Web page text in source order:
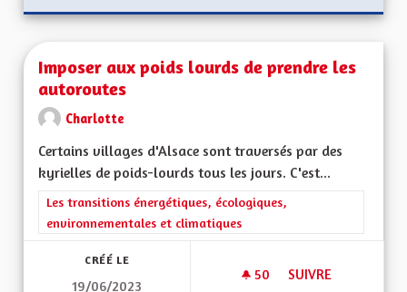
Imposer aux poids lourds de prendre les
autoroutes
Charlotte
Certains villages d'Alsace sont traversés par des
kyrielles de poids-lourds tous les jours. C'est...
Filtrer les résultats de la catégorie : Les transitions
Les transitions énergétiques, écologiques,
environnementales et climatiques
CRÉÉ LE
19/06/2023
50 50 ABONNÉS
SUIVRE